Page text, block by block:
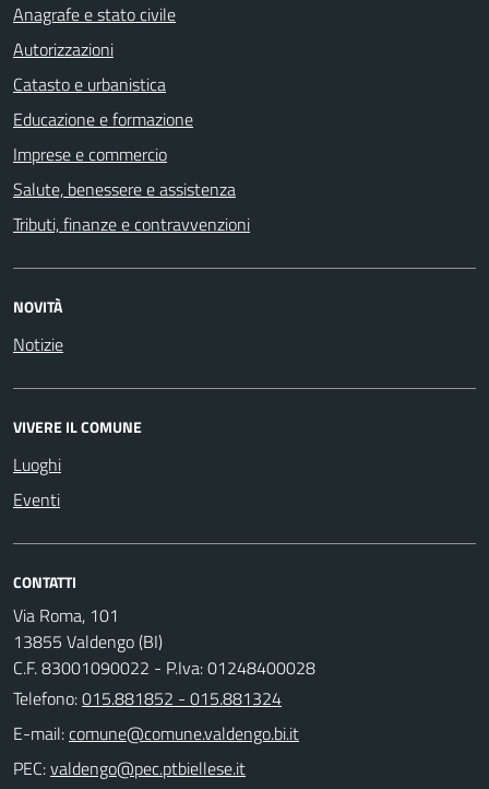
Anagrafe e stato civile
Autorizzazioni
Catasto e urbanistica
Educazione e formazione
Imprese e commercio
Salute, benessere e assistenza
Tributi, finanze e contravvenzioni
NOVITÀ
Notizie
VIVERE IL COMUNE
Luoghi
Eventi
CONTATTI
Via Roma, 101
13855 Valdengo (BI)
C.F. 83001090022 - P.Iva: 01248400028
Telefono:015.881852 - 015.881324
E-mail:
PEC: